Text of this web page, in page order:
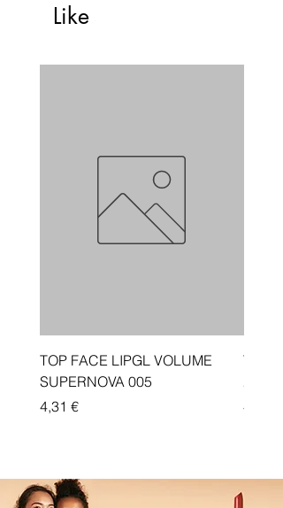
Like
TOP FACE LIPGL VOLUME
SUPERNOVA 005
Price
4,31 €
Traka
20
Price
4,33 €